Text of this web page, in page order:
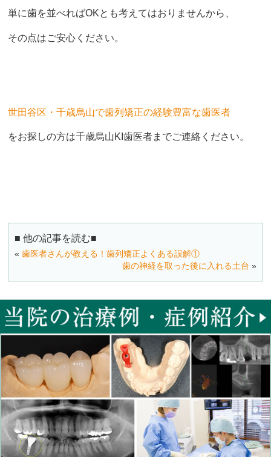
単に歯を並べればOKとも考えてはおりませんから、
その点はご安心ください。
世田谷区・千歳烏山で歯列矯正の経験豊富な歯医者
をお探しの方は千歳烏山KI歯医者までご連絡ください。
■ 他の記事を読む■
«歯医者さんが教える！歯列矯正よくある誤解①
歯の神経を取った後に入れる土台 »